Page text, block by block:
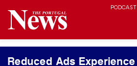
PODCAST
Reduced Ads Experience